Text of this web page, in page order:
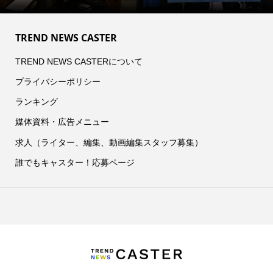
TREND NEWS CASTER
TREND NEWS CASTERについて
プライバシーポリシー
ランキング
媒体資料・広告メニュー
求人（ライター、編集、動画編集スタッフ募集）
誰でもキャスター！応募ページ